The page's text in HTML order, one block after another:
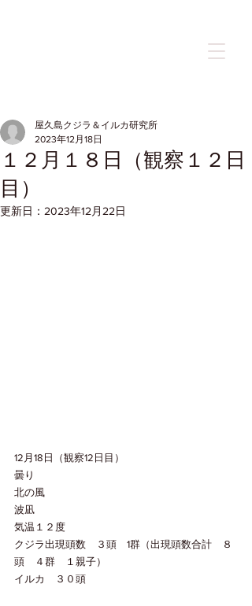
１２月１８日（観察１２日
目）
屋久島クジラ＆イルカ研究所
2023年12月18日
更新日： 2023年12月22日
12月18日（観察12日目）
曇り
北の風
波凪
気温１２度
クジラ出現頭数　３頭　1群（出現頭数合計　８
頭　４群　１親子）
イルカ　３０頭